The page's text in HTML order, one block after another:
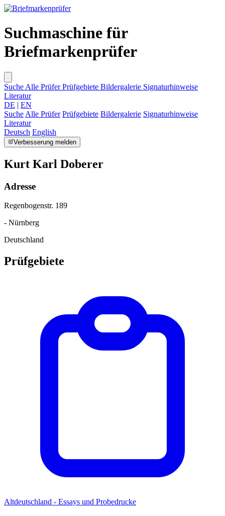
Suchmaschine für
Briefmarkenprüfer
Suche Alle PrüferPrüfgebiete Bildergalerie Signaturhinweise
Literatur
DE | EN
Suche Alle Prüfer Prüfgebiete Bildergalerie Signaturhinweise
Literatur
Deutsch English
Verbesserung melden
Kurt Karl Doberer
Adresse
Regenbogenstr. 189
- Nürnberg
Deutschland
Prüfgebiete
Altdeutschland - Essays und Probedrucke